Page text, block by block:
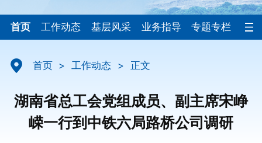
首页 工作动态 基层风采 业务指导 专题专栏
首页 > 工作动态 > 正文
湖南省总工会党组成员、副主席宋峥
嵘一行到中铁六局路桥公司调研